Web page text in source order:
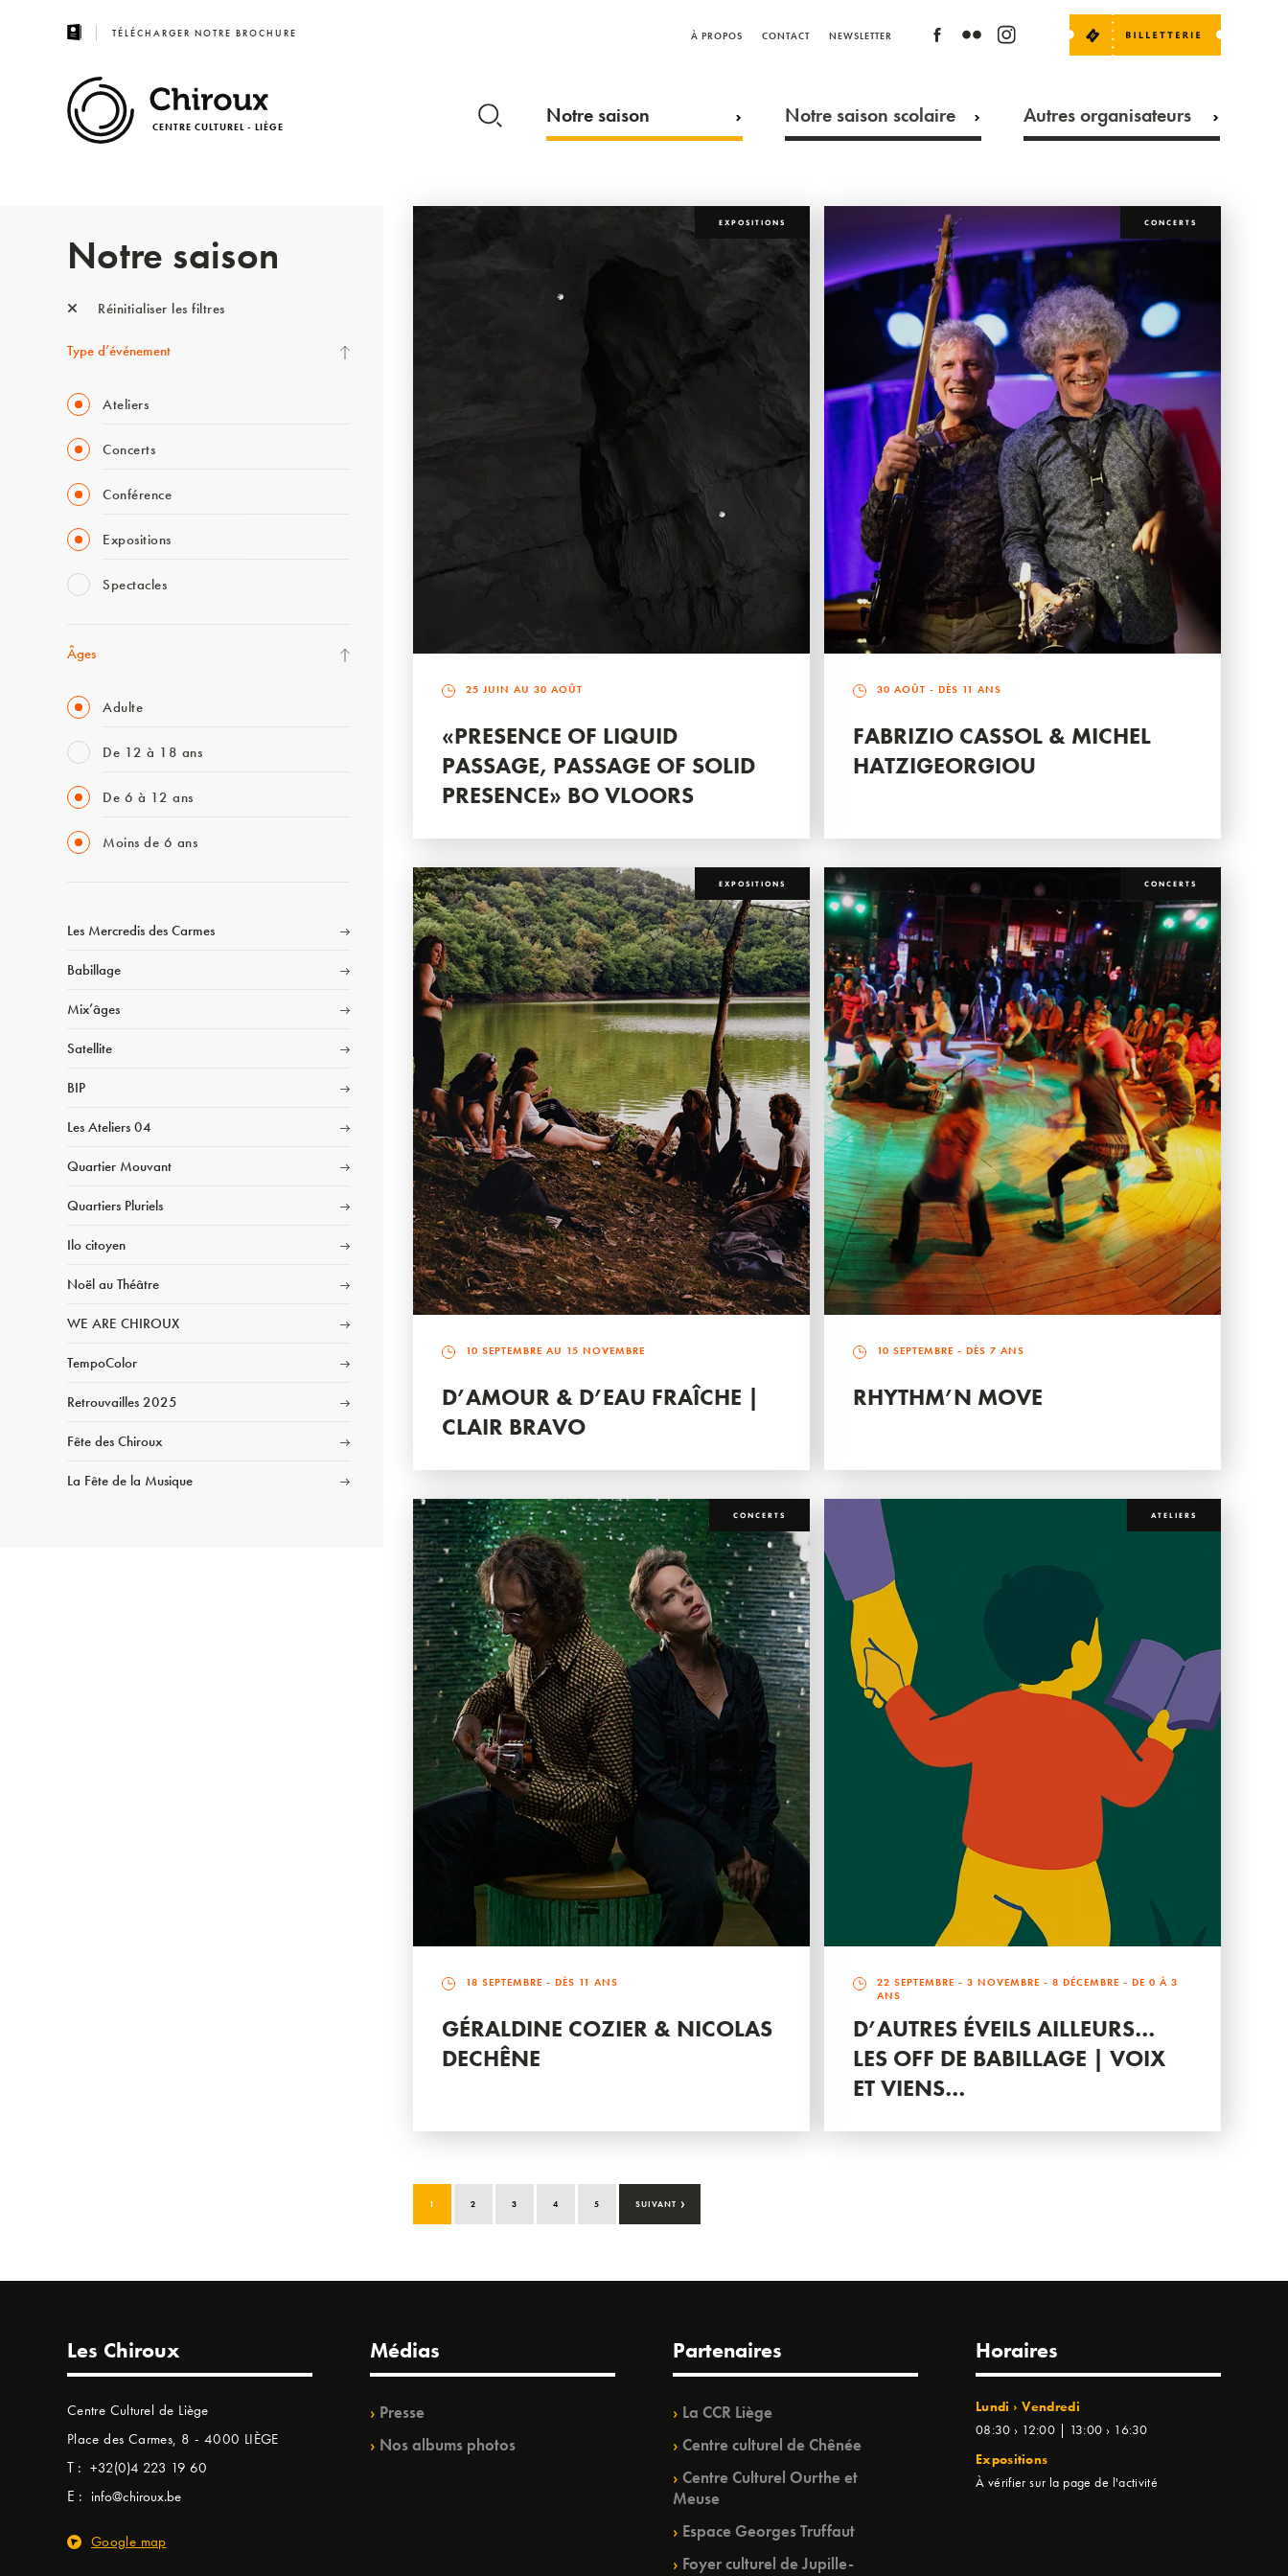
TÉLÉCHARGER NOTRE BROCHURE À PROPOS CONTACT NEWSLETTER
CENTRE CULTUREL - LIÈGE Notre saison Notre saison scolaire Autres organisateurs
Notre saison
Réinitialiser les filtres
Type d’événement
Ateliers
Concerts
Conférence
Expositions
Spectacles
Âges
Adulte
De 12 à 18 ans
De 6 à 12 ans
Moins de 6 ans
Les Mercredis des Carmes
Babillage
Mix’âges
Satellite
BIP
Les Ateliers 04
Quartier Mouvant
Quartiers Pluriels
Ilo citoyen
Noël au Théâtre
WE ARE CHIROUX
TempoColor
Retrouvailles 2025
Fête des Chiroux
La Fête de la Musique
EXPOSITIONS
25 JUIN AU 30 AOÛT
«PRESENCE OF LIQUID
PASSAGE, PASSAGE OF SOLID
PRESENCE» BO VLOORS
CONCERTS
30 AOÛT - DÈS 11 ANS
FABRIZIO CASSOL & MICHEL
HATZIGEORGIOU
EXPOSITIONS
10 SEPTEMBRE AU 15 NOVEMBRE
D’AMOUR & D’EAU FRAÎCHE |
CLAIR BRAVO
CONCERTS
10 SEPTEMBRE - DÈS 7 ANS
RHYTHM’N MOVE
CONCERTS
18 SEPTEMBRE - DÈS 11 ANS
GÉRALDINE COZIER & NICOLAS
DECHÊNE
ATELIERS
22 SEPTEMBRE -3 NOVEMBRE -8 DÉCEMBRE - DE 0 À 3
ANS
D’AUTRES ÉVEILS AILLEURS…
LES OFF DE BABILLAGE | VOIX
ET VIENS…
1 2 3 4 5 SUIVANT ›
Les Chiroux
Centre Culturel de Liège
Place des Carmes, 8 - 4000 LIÈGE
T : +32(0)4 223 19 60
E : info@chiroux.be
Google map
Médias
Presse
Nos albums photos
Partenaires
La CCR Liège
Centre culturel de Chênée
Centre Culturel Ourthe et
Meuse
Espace Georges Truffaut
Foyer culturel de Jupille-
Horaires
Lundi › Vendredi
08:30 › 12:00 | 13:00 › 16:30
Expositions
À vérifier sur la page de l'activité